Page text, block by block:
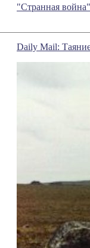
"Странная
Daily Mail: